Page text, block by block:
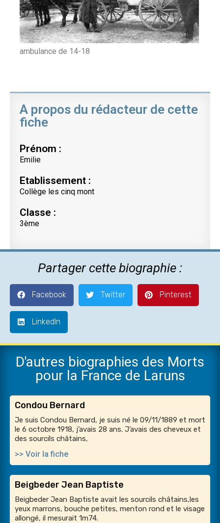
ambulance de 14-18
A propos du rédacteur de cette
fiche
Prénom :
Emilie
Etablissement :
Collège les cinq mont
Classe :
3ème
Partager cette biographie :
Facebook Twitter Pinterest
LinkedIn
D'autres biographies des Morts
pour la France de Laruns
Condou Bernard
Je suis Condou Bernard, je suis né le 09/11/1889 et mort
le 6 octobre 1918, j’avais 28 ans. J’avais des cheveux et
des sourcils châtains,
>> Voir la fiche
Beigbeder Jean Baptiste
Beigbeder Jean Baptiste avait les sourcils châtains,les
yeux marrons, bouche petites, menton rond et le visage
allongé, il mesurait 1m74.